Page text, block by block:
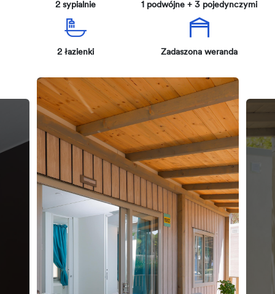
2 sypialnie 1 podwójne + 3 pojedynczymi
2 łazienki Zadaszona weranda